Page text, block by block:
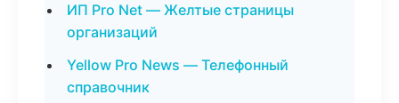
ИП Pro Net — Желтые страницы
организаций
Yellow Pro News — Телефонный
справочник